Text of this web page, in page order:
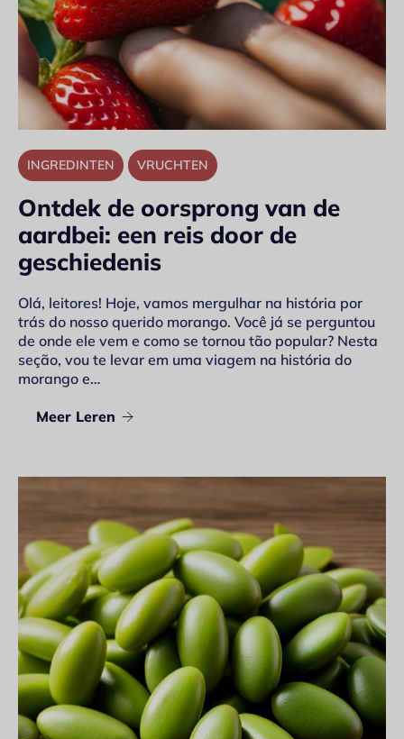
INGREDINTEN VRUCHTEN
Ontdek de oorsprong van de
aardbei: een reis door de
geschiedenis
Olá, leitores! Hoje, vamos mergulhar na história por
trás do nosso querido morango. Você já se perguntou
de onde ele vem e como se tornou tão popular? Nesta
seção, vou te levar em uma viagem na história do
morango e…
Meer Leren